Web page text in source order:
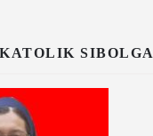
SIBOLGA